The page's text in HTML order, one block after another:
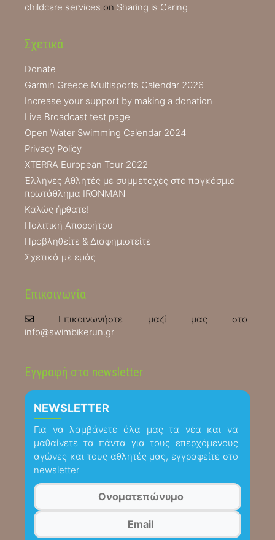
childcare services on Sharing is Caring
Σχετικά
Donate
Garmin Greece Multisports Calendar 2026
Increase your support by making a donation
Live Broadcast test page
Open Water Swimming Calendar 2024
Privacy Policy
XTERRA European Tour 2022
Έλληνες Αθλητές με συμμετοχές στο παγκόσμιο
πρωτάθλημα IRONMAN
Καλώς ήρθατε!
Πολιτική Απορρήτου
Προβληθείτε & Διαφημιστείτε
Σχετικά με εμάς
Επικοινωνία
Επικοινωνήστε μαζί μας στο
info@swimbikerun.gr
Εγγραφή στο newsletter
NEWSLETTER
Για να λαμβάνετε όλα μας τα νέα και να
μαθαίνετε τα πάντα για τους επερχόμενους
αγώνες και τους αθλητές μας, εγγραφείτε στο
newsletter